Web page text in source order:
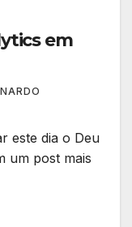
em
este dia o Deu
um post mais